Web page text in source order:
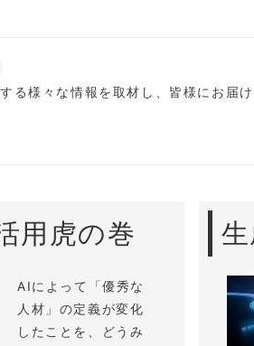
る様々な情報を取材し、皆様にお届け
用虎の巻
AIによって「優秀な
人材」の定義が変化
したことを、どうみ